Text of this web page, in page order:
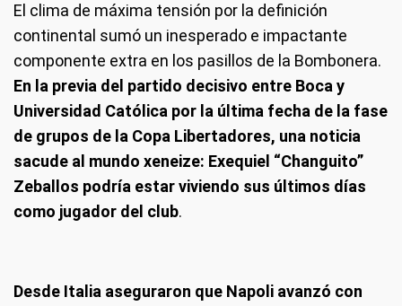
El clima de máxima tensión por la definición
continental sumó un inesperado e impactante
componente extra en los pasillos de la Bombonera.
En la previa del partido decisivo entre Boca y
Universidad Católica por la última fecha de la fase
de grupos de la Copa Libertadores, una noticia
sacude al mundo xeneize: Exequiel “Changuito”
Zeballos podría estar viviendo sus últimos días
como jugador del club.
Desde Italia aseguraron que Napoli avanzó con